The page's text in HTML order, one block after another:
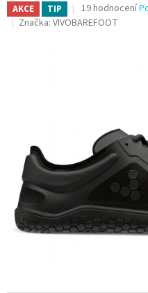
AKCE TIP
Průměrné
hodnocení
19 hodnocení
Značka: VIVOBAREFOOT